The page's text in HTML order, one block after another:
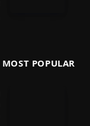
MOST POPULAR